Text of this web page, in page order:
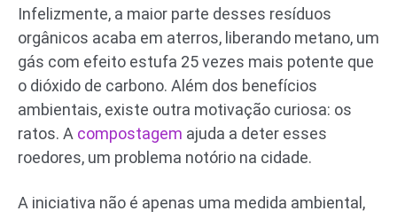
Infelizmente, a maior parte desses resíduos
orgânicos acaba em aterros, liberando metano, um
gás com efeito estufa 25 vezes mais potente que
o dióxido de carbono. Além dos benefícios
ambientais, existe outra motivação curiosa: os
ratos. A compostagem ajuda a deter esses
roedores, um problema notório na cidade.
A iniciativa não é apenas uma medida ambiental,